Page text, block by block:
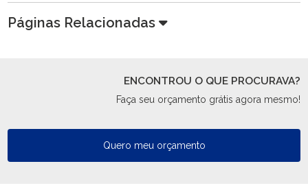
Páginas Relacionadas
ENCONTROU O QUE PROCURAVA?
Faça seu orçamento grátis agora mesmo!
Quero meu orçamento